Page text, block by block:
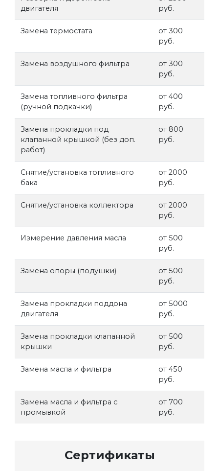
двигателя
руб.
Замена термостата
от 300
руб.
Замена воздушного фильтра
от 300
руб.
Замена топливного фильтра
(ручной подкачки)
от 400
руб.
Замена прокладки под
клапанной крышкой (без доп.
работ)
от 800
руб.
Снятие/установка топливного
бака
от 2000
руб.
Снятие/установка коллектора
от 2000
руб.
Измерение давления масла
от 500
руб.
Замена опоры (подушки)
от 500
руб.
Замена прокладки поддона
двигателя
от 5000
руб.
Замена прокладки клапанной
крышки
от 500
руб.
Замена масла и фильтра
от 450
руб.
Замена масла и фильтра с
промывкой
от 700
руб.
Сертификаты